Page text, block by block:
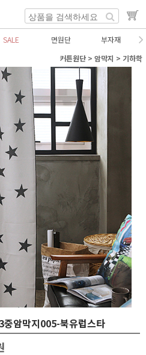
SALE 면원단
부자재
커튼원단 > 암막지 > 기하학
암막지005-북유럽스타